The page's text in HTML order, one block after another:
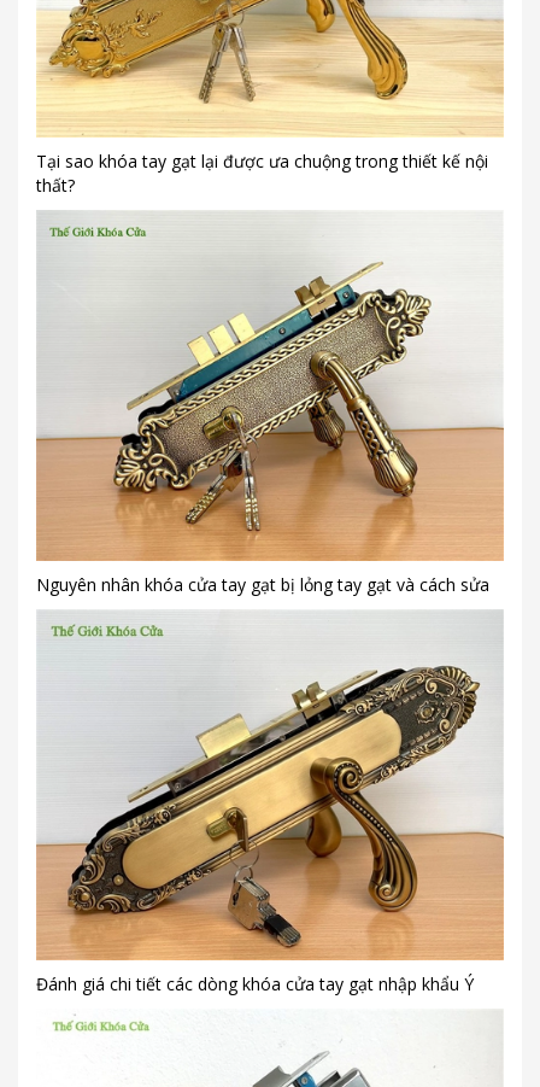
Tại sao khóa tay gạt lại được ưa chuộng trong thiết kế nội
thất?
Nguyên nhân khóa cửa tay gạt bị lỏng tay gạt và cách sửa
Đánh giá chi tiết các dòng khóa cửa tay gạt nhập khẩu Ý